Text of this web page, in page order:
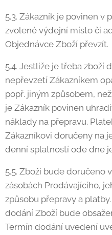
5.3. Zákazník je povinen v
zvolené výdejní místo či
Objednávce Zboží převzít.
5.4. Jestliže je třeba zboží
nepřevzetí Zákazníkem
popř. jiným způsobem,
je Zákazník povinen
náklady na přepravu.
Zákazníkovi doručeny na
denní splatností ode dne
5.5. Zboží bude doručeno
zásobách Prodávajícího,
způsobu přepravy a
dodání Zboží bude
Termín dodání uvedení